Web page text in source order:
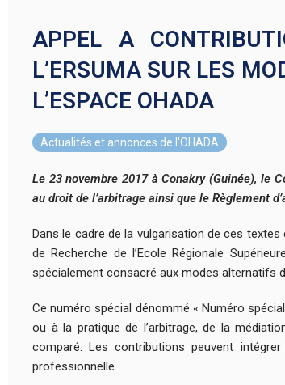
APPEL A
L’ERSUMA SUR LES
L’ESPACE OHADA
Actualités et annonces de l'OHADA
Le 23 novembre 2017 à Conakry (Guinée), le
au droit de l’arbitrage ainsi que le Règlement
Dans le cadre de la vulgarisation de ces
de Recherche de l’Ecole Régionale
spécialement consacré aux modes alternatifs
Ce numéro spécial dénommé « Numéro
ou à la pratique de l’arbitrage, de la
comparé. Les contributions peuvent
professionnelle.